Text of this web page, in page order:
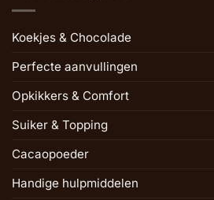
Koekjes & Chocolade
Perfecte aanvullingen
Opkikkers & Comfort
Suiker & Topping
Cacaopoeder
Handige hulpmiddelen